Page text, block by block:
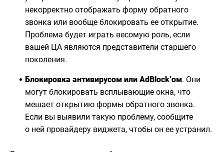
некорректно отображать форму обратного
звонка или вообще блокировать ее открытие.
Проблема будет играть весомую роль, если
вашей ЦА являются представители старшего
поколения.
Блокировка антивирусом или AdBlock’ом. Они
могут блокировать всплывающие окна, что
мешает открытию формы обратного звонка.
Если вы выявили такую проблему, сообщите
о ней провайдеру виджета, чтобы он ее устранил.